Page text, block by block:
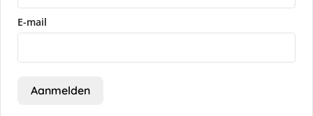
E-mail
Aanmelden